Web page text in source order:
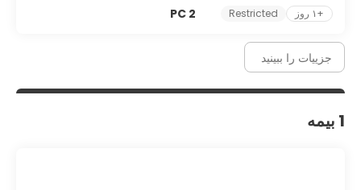
+۱ روز
Restricted
2 PC
جزییات را ببینید
1 بیمه‌